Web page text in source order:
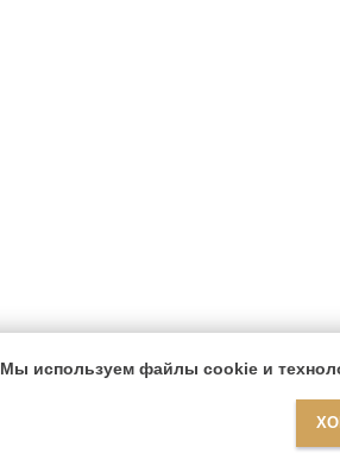
Мы используем файлы cookie и